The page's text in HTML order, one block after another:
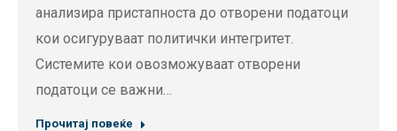
анализира пристапноста до отворени податоци
кои осигуруваат политички интегритет.
Системите кои овозможуваат отворени
податоци се важни…
Прочитај повеќе